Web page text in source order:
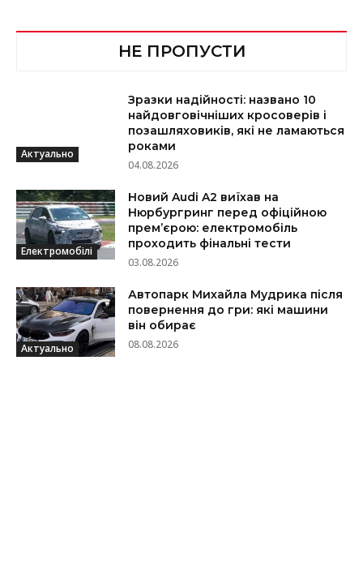
НЕ ПРОПУСТИ
Актуально
Зразки надійності: названо 10
найдовговічніших кросоверів і
позашляховиків, які не ламаються
роками
04.08.2026
Електромобілі
Новий Audi A2 виїхав на
Нюрбургринг перед офіційною
прем’єрою: електромобіль
проходить фінальні тести
03.08.2026
Актуально
Автопарк Михайла Мудрика після
повернення до гри: які машини
він обирає
08.08.2026